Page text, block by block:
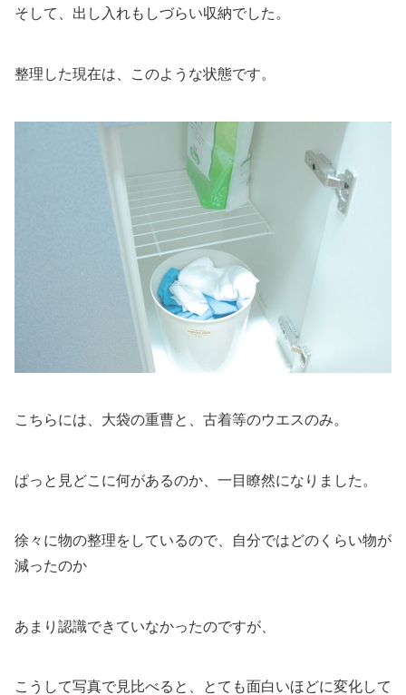
そして、出し入れもしづらい収納でした。
整理した現在は、このような状態です。
こちらには、大袋の重曹と、古着等のウエスのみ。
ぱっと見どこに何があるのか、一目瞭然になりました。
徐々に物の整理をしているので、自分ではどのくらい物が
減ったのか
あまり認識できていなかったのですが、
こうして写真で見比べると、とても面白いほどに変化して